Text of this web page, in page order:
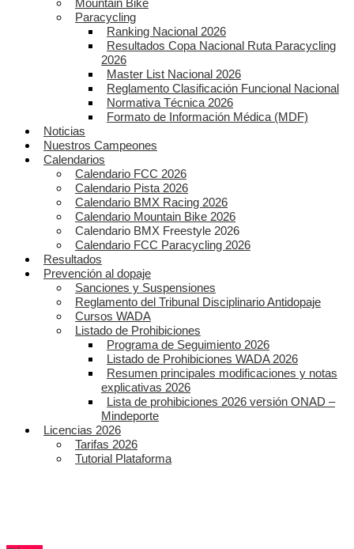
Mountain Bike
Paracycling
Ranking Nacional 2026
Resultados Copa Nacional Ruta Paracycling
2026
Master List Nacional 2026
Reglamento Clasificación Funcional Nacional
Normativa Técnica 2026
Formato de Información Médica (MDF)
Noticias
Nuestros Campeones
Calendarios
Calendario FCC 2026
Calendario Pista 2026
Calendario BMX Racing 2026
Calendario Mountain Bike 2026
Calendario BMX Freestyle 2026
Calendario FCC Paracycling 2026
Resultados
Prevención al dopaje
Sanciones y Suspensiones
Reglamento del Tribunal Disciplinario Antidopaje
Cursos WADA
Listado de Prohibiciones
Programa de Seguimiento 2026
Listado de Prohibiciones WADA 2026
Resumen principales modificaciones y notas
explicativas 2026
Lista de prohibiciones 2026 versión ONAD –
Mindeporte
Licencias 2026
Tarifas 2026
Tutorial Plataforma